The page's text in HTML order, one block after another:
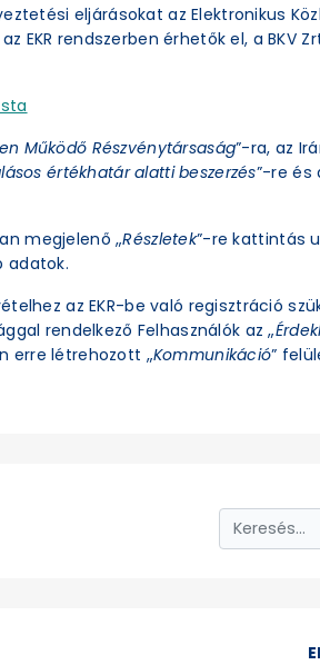
eljárásokat az Elektronikus
EKR rendszerben érhetők el, a BKV
Működő Részvénytársaság”-ra, az
értékhatár alatti beszerzés”-re és
megjelenő „Részletek”-re kattintás
adatok.
az EKR-be való regisztráció
rendelkező Felhasználók az „
erre létrehozott „Kommunikáció”